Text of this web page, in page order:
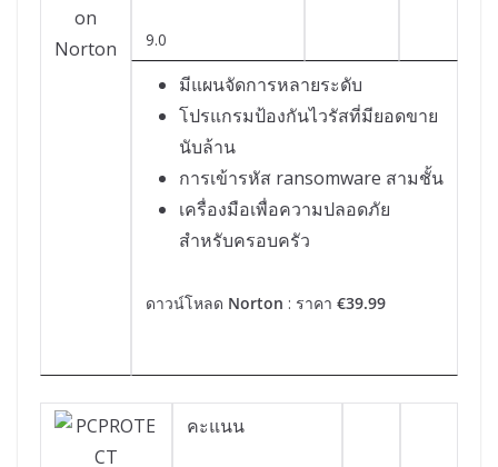
Norton 9.0
มีแผนจัดการหลายระดับ
โปรแกรมป้องกันไวรัสที่มียอดขาย
นับล้าน
การเข้ารหัส ransomware สามชั้น
เครื่องมือเพื่อความปลอดภัย
สำหรับครอบครัว
ดาวน์โหลด Norton : ราคา €39.99
คะแนน